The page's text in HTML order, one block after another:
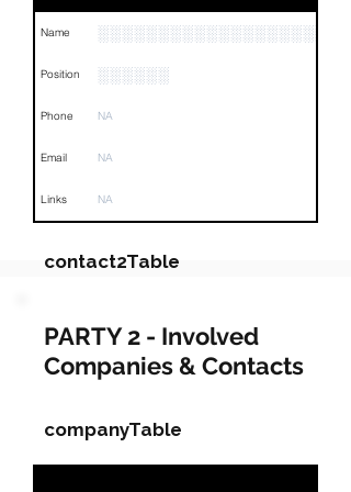
Name
Position ░░░░░░
Phone NA
Email NA
Links NA
contact2Table
Field Value
Name
Position ░░░░░░░░░░░░░░░░░░
Phone NA
PARTY 2 - Involved
Companies & Contacts
companyTable